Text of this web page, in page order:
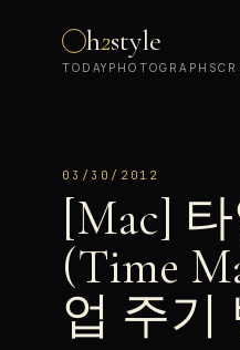
h2style
TODAY PHOTOGRAPH
03/30/2012
[Mac]
(Time
업 주기